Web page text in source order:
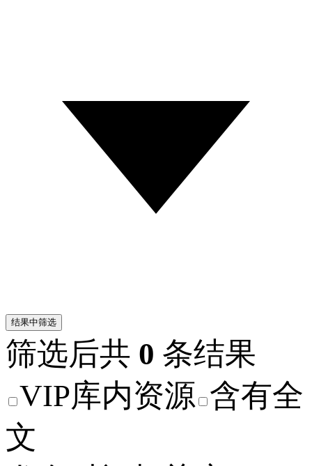
结果中筛选
筛选后共 0 条结果
VIP库内资源 含有全
文